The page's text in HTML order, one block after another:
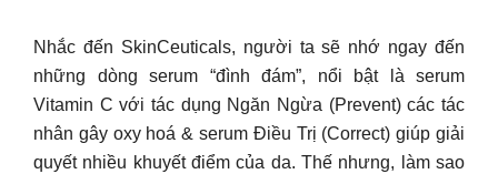
Nhắc đến SkinCeuticals, người ta sẽ nhớ ngay đến
những dòng serum “đình đám”, nổi bật là serum
Vitamin C với tác dụng Ngăn Ngừa (Prevent) các tác
nhân gây oxy hoá & serum Điều Trị (Correct) giúp giải
quyết nhiều khuyết điểm của da. Thế nhưng, làm sao